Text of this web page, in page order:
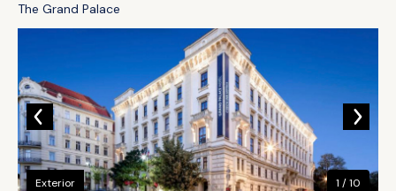
The Grand Palace
Exterior 1 / 10